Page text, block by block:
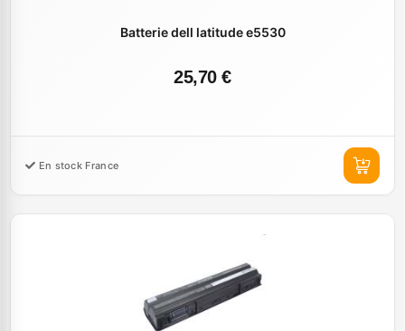
Batterie dell latitude e5530
25,70 €
En stock France